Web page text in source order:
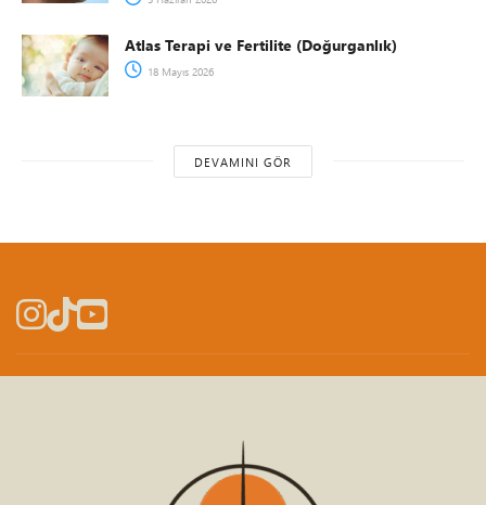
Atlas Terapi ve Fertilite (Doğurganlık)
18 Mayıs 2026
DEVAMINI GÖR